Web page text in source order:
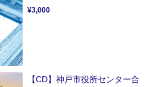
¥3,000
【CD】神戸市役所センター合